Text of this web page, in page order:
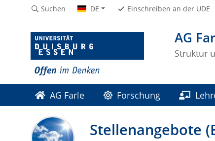
AG
Struktur
Suchen DE Einschreiben an der UDE
AG Farle Forschung
Stellenangebote